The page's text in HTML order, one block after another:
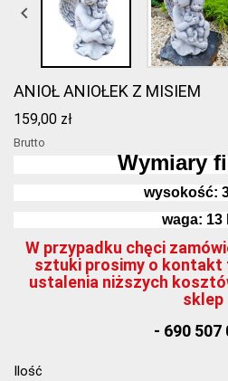

ANIOŁ ANIOŁEK Z MISIEM
159,00 zł
Brutto
Wymiary
wysokość:
waga: 13
W przypadku chęci
sztuki prosimy o kontakt
ustalenia niższych
sklep
- 690 507
Ilość